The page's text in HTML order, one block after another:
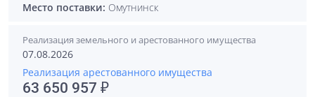
Место поставки: Омутнинск
Реализация земельного и арестованного имущества
07.08.2026
Реализация арестованного имущества
63 650 957 ₽